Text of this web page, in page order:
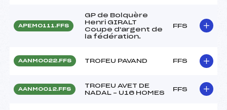
APEM0111.FFS
GP de Bolquère
Henri GIRALT
Coupe d'argent de
la fédération.
FFS
AANM0022.FFS TROFEU PAVAND FFS
AANM0012.FFS
TROFEU AVET DE
NADAL – U16 HOMES
FFS